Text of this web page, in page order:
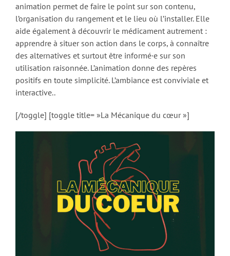
animation permet de faire le point sur son contenu,
l’organisation du rangement et le lieu où l’installer. Elle
aide également à découvrir le médicament autrement :
apprendre à situer son action dans le corps, à connaître
des alternatives et surtout être informé·e sur son
utilisation raisonnée. L’animation donne des repères
positifs en toute simplicité. L’ambiance est conviviale et
interactive..
[/toggle] [toggle title= »La Mécanique du cœur »]